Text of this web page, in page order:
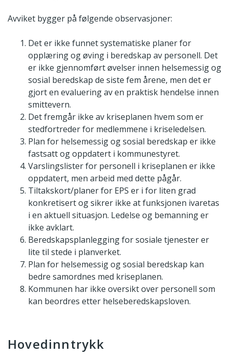
Avviket bygger på følgende observasjoner:
Det er ikke funnet systematiske planer for
opplæring og øving i beredskap av personell. Det
er ikke gjennomført øvelser innen helsemessig og
sosial beredskap de siste fem årene, men det er
gjort en evaluering av en praktisk hendelse innen
smittevern.
Det fremgår ikke av kriseplanen hvem som er
stedfortreder for medlemmene i kriseledelsen.
Plan for helsemessig og sosial beredskap er ikke
fastsatt og oppdatert i kommunestyret.
Varslingslister for personell i kriseplanen er ikke
oppdatert, men arbeid med dette pågår.
Tiltakskort/planer for EPS er i for liten grad
konkretisert og sikrer ikke at funksjonen ivaretas
i en aktuell situasjon. Ledelse og bemanning er
ikke avklart.
Beredskapsplanlegging for sosiale tjenester er
lite til stede i planverket.
Plan for helsemessig og sosial beredskap kan
bedre samordnes med kriseplanen.
Kommunen har ikke oversikt over personell som
kan beordres etter helseberedskapsloven.
Hovedinntrykk